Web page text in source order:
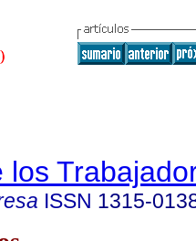
los
ISSN 1315-